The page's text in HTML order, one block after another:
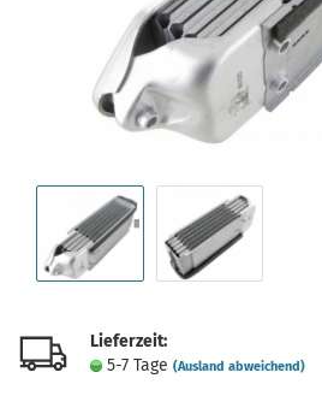
Lieferzeit:
5-7 Tage (Ausland abweichend)